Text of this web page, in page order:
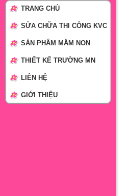
TRANG CHỦ
SỬA CHỮA THI CÔNG KVC
SẢN PHẨM MẦM NON
THIẾT KẾ TRƯỜNG MN
LIÊN HỆ
GIỚI THIỆU